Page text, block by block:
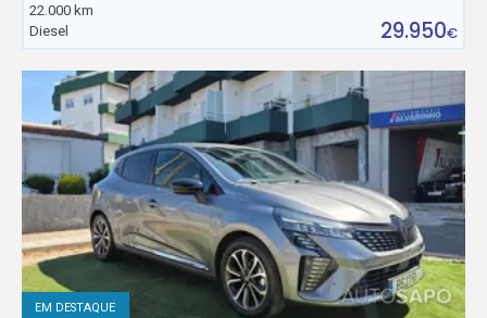
22.000 km
Diesel
29.950€
EM DESTAQUE